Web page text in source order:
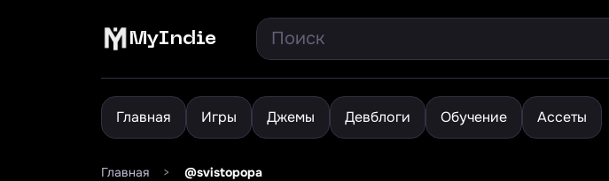
MyIndie
Главная Игры Джемы Девблоги Обучение Ассеты
Главная > @svistopopa